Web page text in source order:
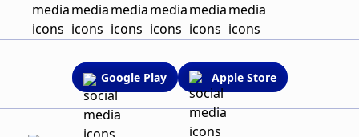
Google Play Apple Store